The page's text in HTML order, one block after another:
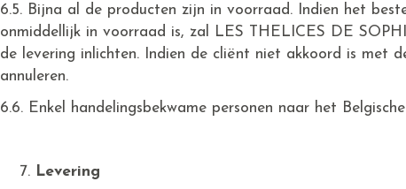
6.5. Bijna al de producten zijn in voorraad. Indien het
onmiddellijk in voorraad is, zal LES THELICES DE
de levering inlichten. Indien de cliënt niet akkoord is met
annuleren.
6.6. Enkel handelingsbekwame personen naar het
Levering